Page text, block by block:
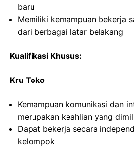
baru
Memiliki kemampuan bekerja
dari berbagai latar belakang
Kualifikasi Khusus:
Kru Toko
Kemampuan komunikasi dan
merupakan keahlian yang
Dapat bekerja secara
kelompok